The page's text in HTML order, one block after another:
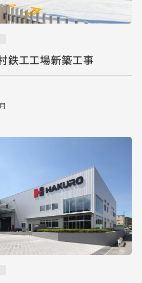
鉄工工場新築工事